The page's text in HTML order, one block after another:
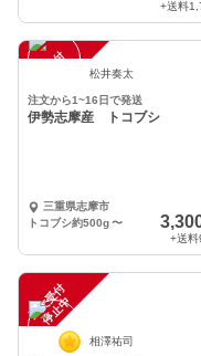
+送料
注
文
受
付
停
止 松井奏太
注文から1~16日で発送
伊勢志摩産 トコブシ
三重県志摩市
トコブシ約500g〜
+送料
注
文
受
付
停
止
中
相澤祐司